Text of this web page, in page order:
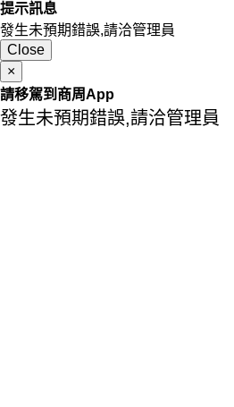
提示訊息
發生未預期錯誤,請洽管理員
Close
×
請移駕到商周App
發生未預期錯誤,請洽管理員